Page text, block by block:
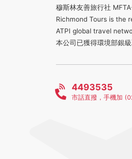
穆斯林友善旅行社
Richmond Tours is the
ATPI global travel
本公司已獲得環境部銀
4493535
市話直撥，手機加